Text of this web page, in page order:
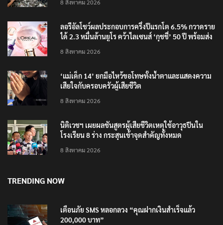
8 สิงหาคม 2026
ลอรีอัลโชว์ผลประกอบการครึ่งปีแรกโต 6.5% กวาดราย
ได้ 2.3 หมื่นล้านยูโร คว้าไลเซนส์ ‘กุชชี่’ 50 ปี พร้อมส่ง
8 สิงหาคม 2026
‘แม่เด็ก 14’ ยกมือไหว้ขอโทษทั้งน้ำตาและแสดงความ
เสียใจกับครอบครัวผู้เสียชีวิต
8 สิงหาคม 2026
นิติเวชฯ เผยผลชันสูตรผู้เสียชีวิตเหตุใช้อาวุธปืนใน
โรงเรียน 8 ร่าง กระสุนเข้าจุดสำคัญทั้งหมด
8 สิงหาคม 2026
TRENDING NOW
เตือนภัย SMS หลอกลวง “คุณฝากเงินสำเร็จแล้ว
200,000 บาท”